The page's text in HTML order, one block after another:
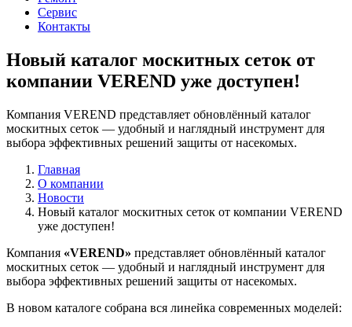
Сервис
Контакты
Новый каталог москитных сеток от
компании VEREND уже доступен!
Компания VEREND представляет обновлённый каталог
москитных сеток — удобный и наглядный инструмент для
выбора эффективных решений защиты от насекомых.
Главная
О компании
Новости
Новый каталог москитных сеток от компании VEREND
уже доступен!
Компания «VEREND» представляет обновлённый каталог
москитных сеток — удобный и наглядный инструмент для
выбора эффективных решений защиты от насекомых.
В новом каталоге собрана вся линейка современных моделей: